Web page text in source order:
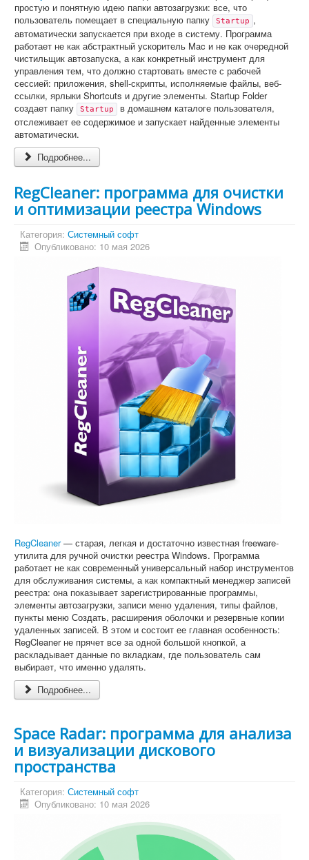
простую и понятную идею папки автозагрузки: все, что
пользователь помещает в специальную папку
Startup ,
автоматически запускается при входе в систему. Программа
работает не как абстрактный ускоритель Mac и не как очередной
чистильщик автозапуска, а как конкретный инструмент для
управления тем, что должно стартовать вместе с рабочей
сессией: приложения, shell-скрипты, исполняемые файлы, веб-
ссылки, ярлыки Shortcuts и другие элементы. Startup Folder
создает папку
Startup
в домашнем каталоге пользователя,
отслеживает ее содержимое и запускает найденные элементы
автоматически.
Подробнее...
RegCleaner: программа для очистки
и оптимизации реестра Windows
Категория: Системный софт
Опубликовано: 10 мая 2026
RegCleaner— старая, легкая и достаточно известная freeware-
утилита для ручной очистки реестра Windows. Программа
работает не как современный универсальный набор инструментов
для обслуживания системы, а как компактный менеджер записей
реестра: она показывает зарегистрированные программы,
элементы автозагрузки, записи меню удаления, типы файлов,
пункты меню Создать, расширения оболочки и резервные копии
удаленных записей. В этом и состоит ее главная особенность:
RegCleaner не прячет все за одной большой кнопкой, а
раскладывает данные по вкладкам, где пользователь сам
выбирает, что именно удалять.
Подробнее...
Space Radar: программа для анализа
и визуализации дискового
пространства
Категория: Системный софт
Опубликовано: 10 мая 2026